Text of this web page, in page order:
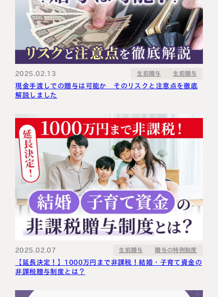
2025.02.13 生前贈与 生前贈与
現金手渡しでの贈与は可能か そのリスクと注意点を徹底
解説しました
2025.02.07 生前贈与 贈与の特例制度
【延長決定！】1000万円まで非課税！結婚・子育て資金の
非課税贈与制度とは？